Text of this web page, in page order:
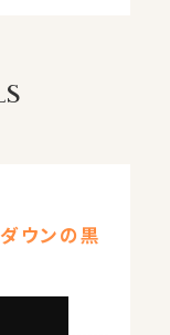
ウンの黒